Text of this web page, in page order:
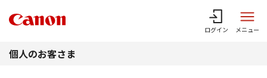
ログイン メニュー
個人のお客さま